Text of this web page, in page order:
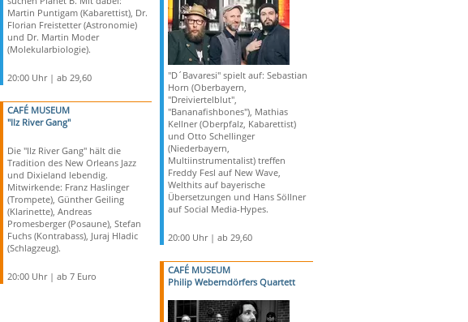
Martin Puntigam (Kabarettist), Dr.
Florian Freistetter (Astronomie)
und Dr. Martin Moder
(Molekularbiologie).
20:00 Uhr | ab 29,60
CAFÉ MUSEUM
"Ilz River Gang"
Die "Ilz River Gang" hält die
Tradition des New Orleans Jazz
und Dixieland lebendig.
Mitwirkende: Franz Haslinger
(Trompete), Günther Geiling
(Klarinette), Andreas
Promesberger (Posaune), Stefan
Fuchs (Kontrabass), Juraj Hladic
(Schlagzeug).
20:00 Uhr | ab 7 Euro
"D´Bavaresi" spielt auf: Sebastian
Horn (Oberbayern,
"Dreiviertelblut",
"Bananafishbones"), Mathias
Kellner (Oberpfalz, Kabarettist)
und Otto Schellinger
(Niederbayern,
Multiinstrumentalist) treffen
Freddy Fesl auf New Wave,
Welthits auf bayerische
Übersetzungen und Hans Söllner
auf Social Media-Hypes.
20:00 Uhr | ab 29,60
CAFÉ MUSEUM
Philip Weberndörfers Quartett